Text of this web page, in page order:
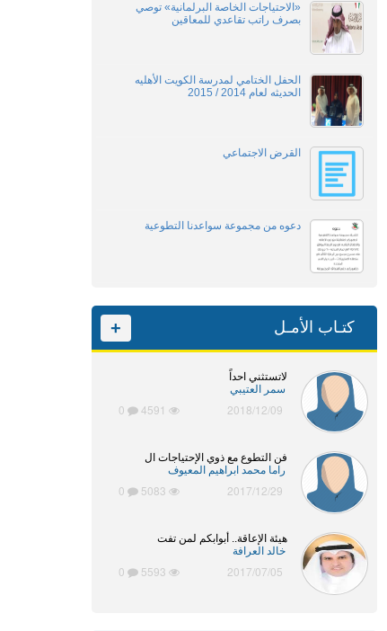
«الاحتياجات الخاصة البرلمانية» توصي
بصرف راتب تقاعدي للمعاقين
الحفل الختامي لمدرسة الكويت الأهليه
الحديثه لعام 2014 / 2015
القرض الاجتماعي
دعوه من مجموعة سواعدنا التطوعية
كتـاب الأمـل +
لاتستثني احداً
سمر العتيبي
2018/12/09
فن التطوع مع ذوي الإحتياجات ال
راما محمد ابراهيم المعيوف
2017/12/29
هيئة الإعاقة.. أبوابكم لمن تفت
خالد العرافة
2017/07/05